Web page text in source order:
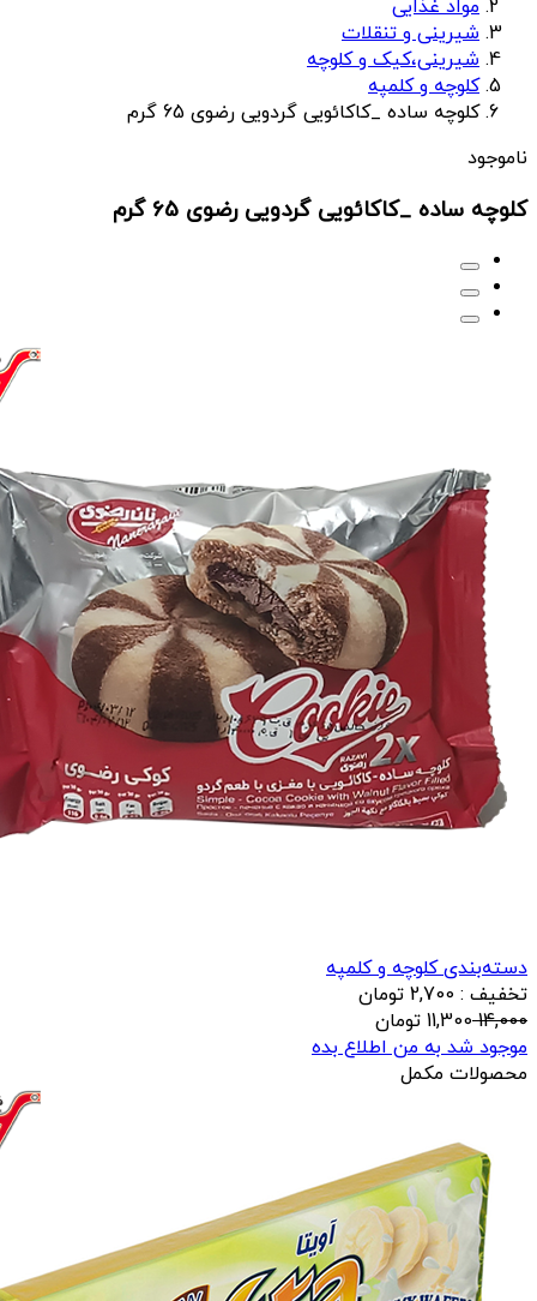
مواد غذایی
شیرینی و تنقلات
شیرینی،کیک و کلوچه
کلوچه و کلمپه
کلوچه ساده _کاکائویی گردویی رضوی 65 گرم
ناموجود
کلوچه ساده _کاکائویی گردویی رضوی 65 گرم
دسته‌بندی کلوچه و کلمپه
تخفیف : 2,700 تومان
14,000
11,300 تومان
موجود شد به من اطلاع بده
محصولات مکمل